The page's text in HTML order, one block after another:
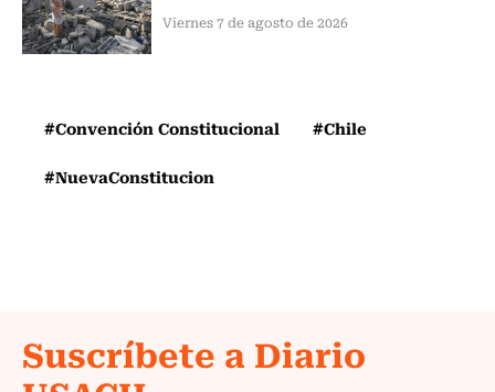
Viernes 7 de agosto de 2026
#Convención Constitucional
#Chile
#NuevaConstitucion